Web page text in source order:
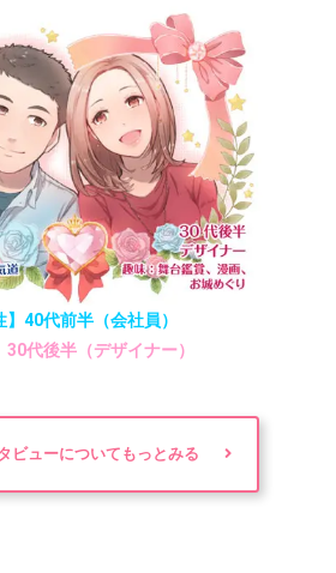
】40代前半（会社員）
30代後半（デザイナー）
ビューについてもっとみる